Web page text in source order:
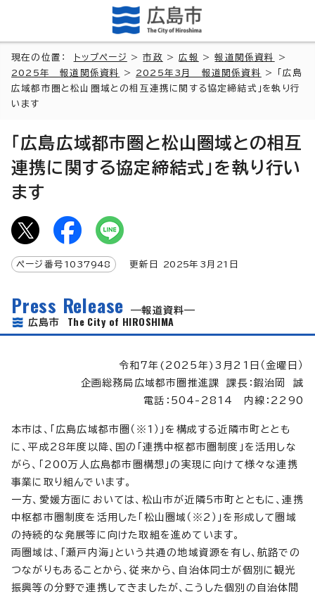
現在の位置： トップページ >市政 >広報 >報道関係資料
>
2025年 報道関係資料
> 2025年3月 報道関係資料
> 「広島
広域都市圏と松山圏域との相互連携に関する協定締結式」を執り行
います
「広島広域都市圏と松山圏域との相互
連携に関する協定締結式」を執り行い
ます
ページ番号 1037948 更新日 2025年3月 21 日
Press Release
報道資料
広島市 The City of HIROSHIMA
令和7年(2025年)3月21日（金曜日）
企画総務局広域都市圏推進課 課長：鍜治岡 誠
電話：504-2814 内線：2290
本市は、「広島広域都市圏（※1）」を構成する近隣市町ととも
に、平成28年度以降、国の「連携中枢都市圏制度」を活用しな
がら、「200万人広島都市圏構想」の実現に向けて様々な連携
事業に取り組んでいます。
一方、愛媛方面においては、松山市が近隣5市町とともに、連携
中枢都市圏制度を活用した「松山圏域（※2）」を形成して圏域
の持続的な発展等に向けた取組を進めています。
両圏域は、「瀬戸内海」という共通の地域資源を有し、航路での
つながりもあることから、従来から、自治体同士が個別に観光
振興等の分野で連携してきましたが、こうした個別の自治体間